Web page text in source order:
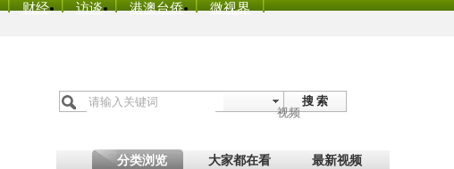
财经 访谈 港澳台侨 微视界
搜 索
视频
分类浏览 大家都在看 最新视频